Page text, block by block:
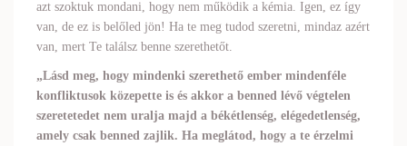
azt szoktuk mondani, hogy nem működik a kémia. Igen, ez így
van, de ez is belőled jön! Ha te meg tudod szeretni, mindaz azért
van, mert Te találsz benne szerethetőt.
„Lásd meg, hogy mindenki szerethető ember mindenféle
konfliktusok közepette is és akkor a benned lévő végtelen
szeretetedet nem uralja majd a békétlenség, elégedetlenség,
amely csak benned zajlik. Ha meglátod, hogy a te érzelmi